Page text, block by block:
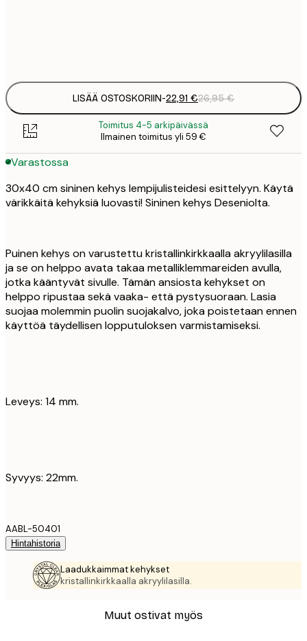
LISÄÄ OSTOSKORIIN-22,91 €26,95 €
Toimitus 4-5 arkipäivässä
Ilmainen toimitus yli 59 €
Varastossa
30x40 cm sininen kehys lempijulisteidesi esittelyyn. Käytä
värikkäitä kehyksiä luovasti! Sininen kehys Deseniolta.
Puinen kehys on varustettu kristallinkirkkaalla akryylilasilla
ja se on helppo avata takaa metalliklemmareiden avulla,
jotka kääntyvät sivulle. Tämän ansiosta kehykset on
helppo ripustaa sekä vaaka- että pystysuoraan. Lasia
suojaa molemmin puolin suojakalvo, joka poistetaan ennen
käyttöä täydellisen lopputuloksen varmistamiseksi.
Leveys: 14 mm.
Syvyys: 22mm.
AABL-50401
Hintahistoria
Laadukkaimmat kehykset
kristallinkirkkaalla akryylilasilla.
Muut ostivat myös